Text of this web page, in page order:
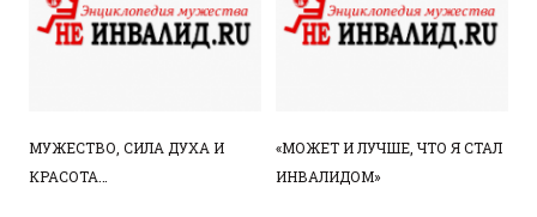
МУЖЕСТВО, СИЛА ДУХА И
КРАСОТА…
«МОЖЕТ И ЛУЧШЕ, ЧТО Я СТАЛ
ИНВАЛИДОМ»